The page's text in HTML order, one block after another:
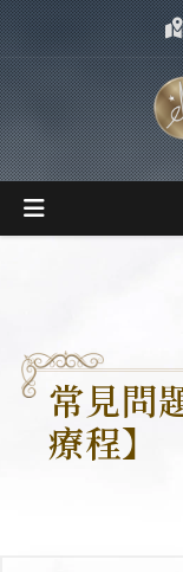
常見問
療程】